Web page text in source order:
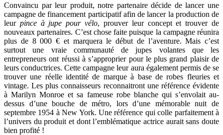
Convaincu par leur produit, notre partenaire décide de lancer une
campagne de financement participatif afin de lancer la production de
leur pince à jupe pour vélo, prouver leur concept et trouver de
nouveaux partenaires. C’est chose faite puisque la campagne réunira
plus de 8 000 € et marquera le début de l’aventure. Mais c’est
surtout une vraie communauté de jupes volantes que les
entrepreneurs ont réussi à s’approprier pour le plus grand plaisir de
leurs conductrices. Cette campagne leur aura également permis de se
trouver une réelle identité de marque à base de robes fleuries et
vintage. Les plus connaisseurs reconnaitront une référence évidente
à Marilyn Monroe et sa fameuse robe blanche qui s’envolait au-
dessus d’une bouche de métro, lors d’une mémorable nuit de
septembre 1954 à New York. Une référence qui colle parfaitement à
l’univers du produit et dont l’emblématique actrice aurait sans doute
bien profité !